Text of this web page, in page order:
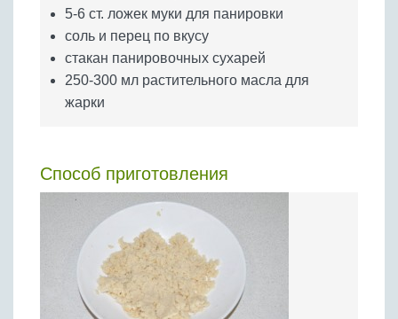
5-6 ст. ложек муки для панировки
соль и перец по вкусу
стакан панировочных сухарей
250-300 мл растительного масла для
жарки
Способ приготовления